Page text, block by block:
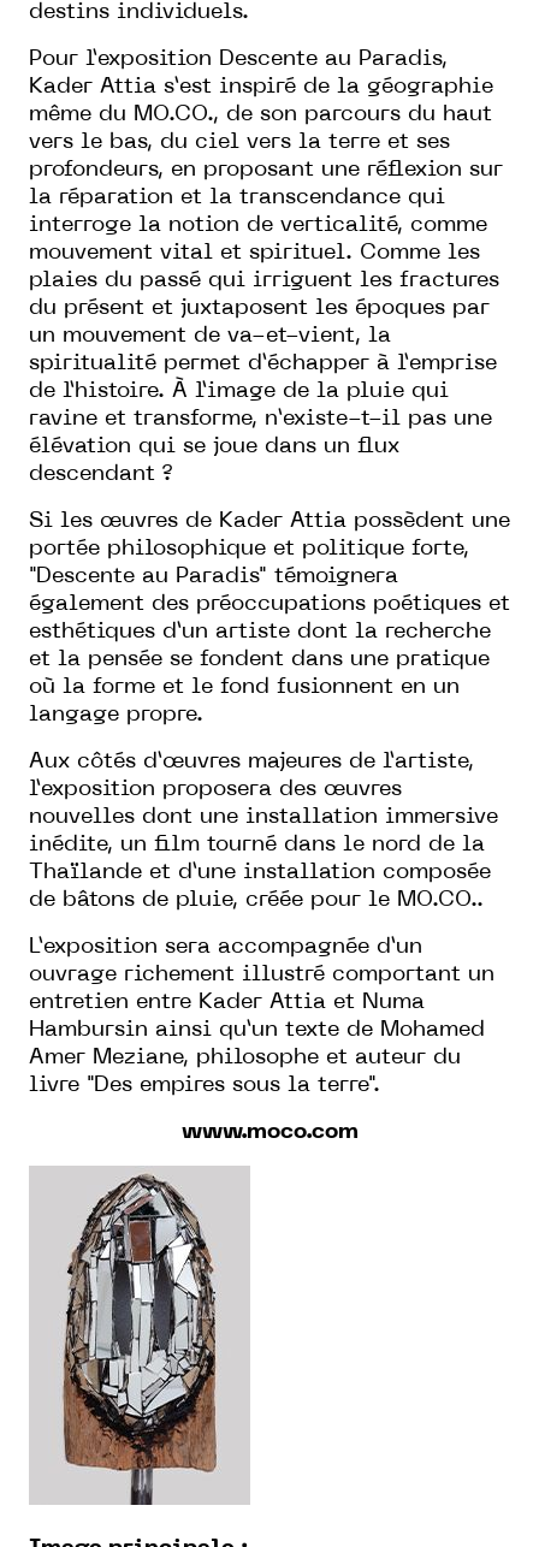
destins individuels.
Pour l’exposition Descente au Paradis,
Kader Attia s’est inspiré de la géographie
même du MO.CO., de son parcours du haut
vers le bas, du ciel vers la terre et ses
profondeurs, en proposant une réflexion sur
la réparation et la transcendance qui
interroge la notion de verticalité, comme
mouvement vital et spirituel. Comme les
plaies du passé qui irriguent les fractures
du présent et juxtaposent les époques par
un mouvement de va-et-vient, la
spiritualité permet d’échapper à l’emprise
de l’histoire. À l’image de la pluie qui
ravine et transforme, n’existe-t-il pas une
élévation qui se joue dans un flux
descendant ?
Si les œuvres de Kader Attia possèdent une
portée philosophique et politique forte,
"Descente au Paradis" témoignera
également des préoccupations poétiques et
esthétiques d’un artiste dont la recherche
et la pensée se fondent dans une pratique
où la forme et le fond fusionnent en un
langage propre.
Aux côtés d’œuvres majeures de l’artiste,
l’exposition proposera des œuvres
nouvelles dont une installation immersive
inédite, un film tourné dans le nord de la
Thaïlande et d’une installation composée
de bâtons de pluie, créée pour le MO.CO..
L’exposition sera accompagnée d’un
ouvrage richement illustré comportant un
entretien entre Kader Attia et Numa
Hambursin ainsi qu’un texte de Mohamed
Amer Meziane, philosophe et auteur du
livre "Des empires sous la terre".
www.moco.com